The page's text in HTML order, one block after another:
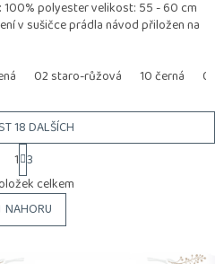
polyester velikost: 55 - 60 cm
v sušičce prádla návod přiložen na
02 staro-růžová 10 černá 03
O
v
l
á
18 DALŠÍCH
S
t
r
á
n
k
1 3
celkem
NAHORU